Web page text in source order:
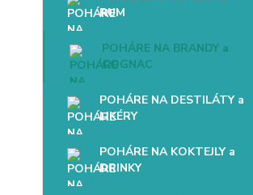
RUM
POHÁRE NA BRANDY a
COGNAC
POHÁRE NA DESTILÁTY a
LIKÉRY
POHÁRE NA KOKTEJLY a
DRINKY